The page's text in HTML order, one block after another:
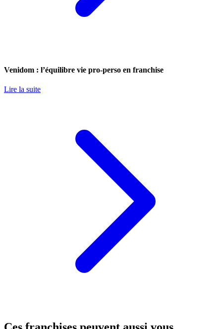
Venidom : l’équilibre vie pro-perso en franchise
Lire la suite